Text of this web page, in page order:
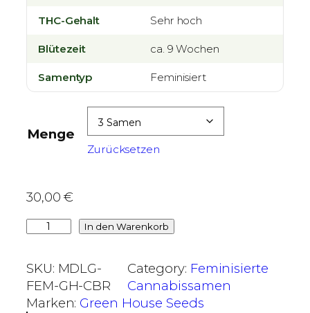
0
,
0
b
7
5
THC-Gehalt Sehr hoch
Blütezeit ca. 9 Wochen
Samentyp Feminisiert
Menge
Zurücksetzen
30,00€
e
m
i
In den Warenkorb
SKU: MDLG-
FEM-GH-CBR
Category: Feminisierte
Cannabissamen
Marken: Green House Seeds